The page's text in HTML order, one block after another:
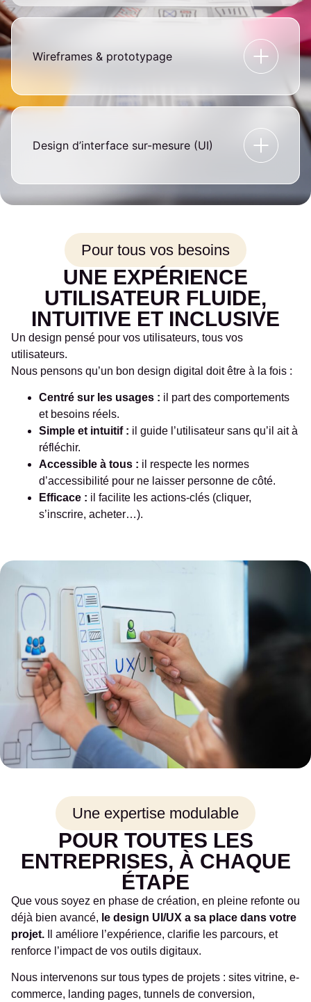
Pour tous vos besoins
UNE EXPÉRIENCE
UTILISATEUR FLUIDE,
INTUITIVE ET INCLUSIVE
Un design pensé pour vos utilisateurs, tous vos
utilisateurs.
Nous pensons qu’un bon design digital doit être à la fois :
Centré sur les usages : il part des comportements
et besoins réels.
Simple et intuitif : il guide l’utilisateur sans qu’il ait à
réfléchir.
Accessible à tous : il respecte les normes
d’accessibilité pour ne laisser personne de côté.
Efficace : il facilite les actions-clés (cliquer,
s’inscrire, acheter…).
Wireframes & prototypage
Design d’interface sur-mesure (UI)
Une expertise modulable
POUR TOUTES LES
ENTREPRISES, À CHAQUE
ÉTAPE
Que vous soyez en phase de création, en pleine refonte ou
déjà bien avancé, le design UI/UX a sa place dans votre
projet. Il améliore l’expérience, clarifie les parcours, et
renforce l’impact de vos outils digitaux.
Nous intervenons sur tous types de projets : sites vitrine, e-
commerce, landing pages, tunnels de conversion,